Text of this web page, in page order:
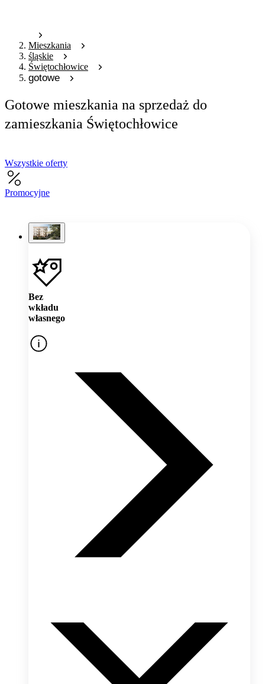
Mieszkania
śląskie
Świętochłowice
gotowe
Gotowe mieszkania na sprzedaż do
zamieszkania Świętochłowice
Wszystkie oferty
Promocyjne
Bez
wkładu
własnego